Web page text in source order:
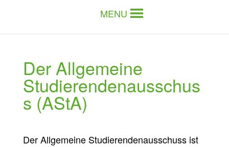
MENU
Der Allgemeine
Studierendenausschus
s (AStA)
Der Allgemeine Studierendenausschuss ist